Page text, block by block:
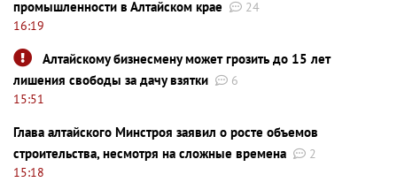
промышленности в Алтайском крае
24
16:19
Алтайскому бизнесмену может грозить до 15 лет
лишения свободы за дачу взятки
6
15:51
Глава алтайского Минстроя заявил о росте объемов
строительства, несмотря на сложные времена
2
15:18